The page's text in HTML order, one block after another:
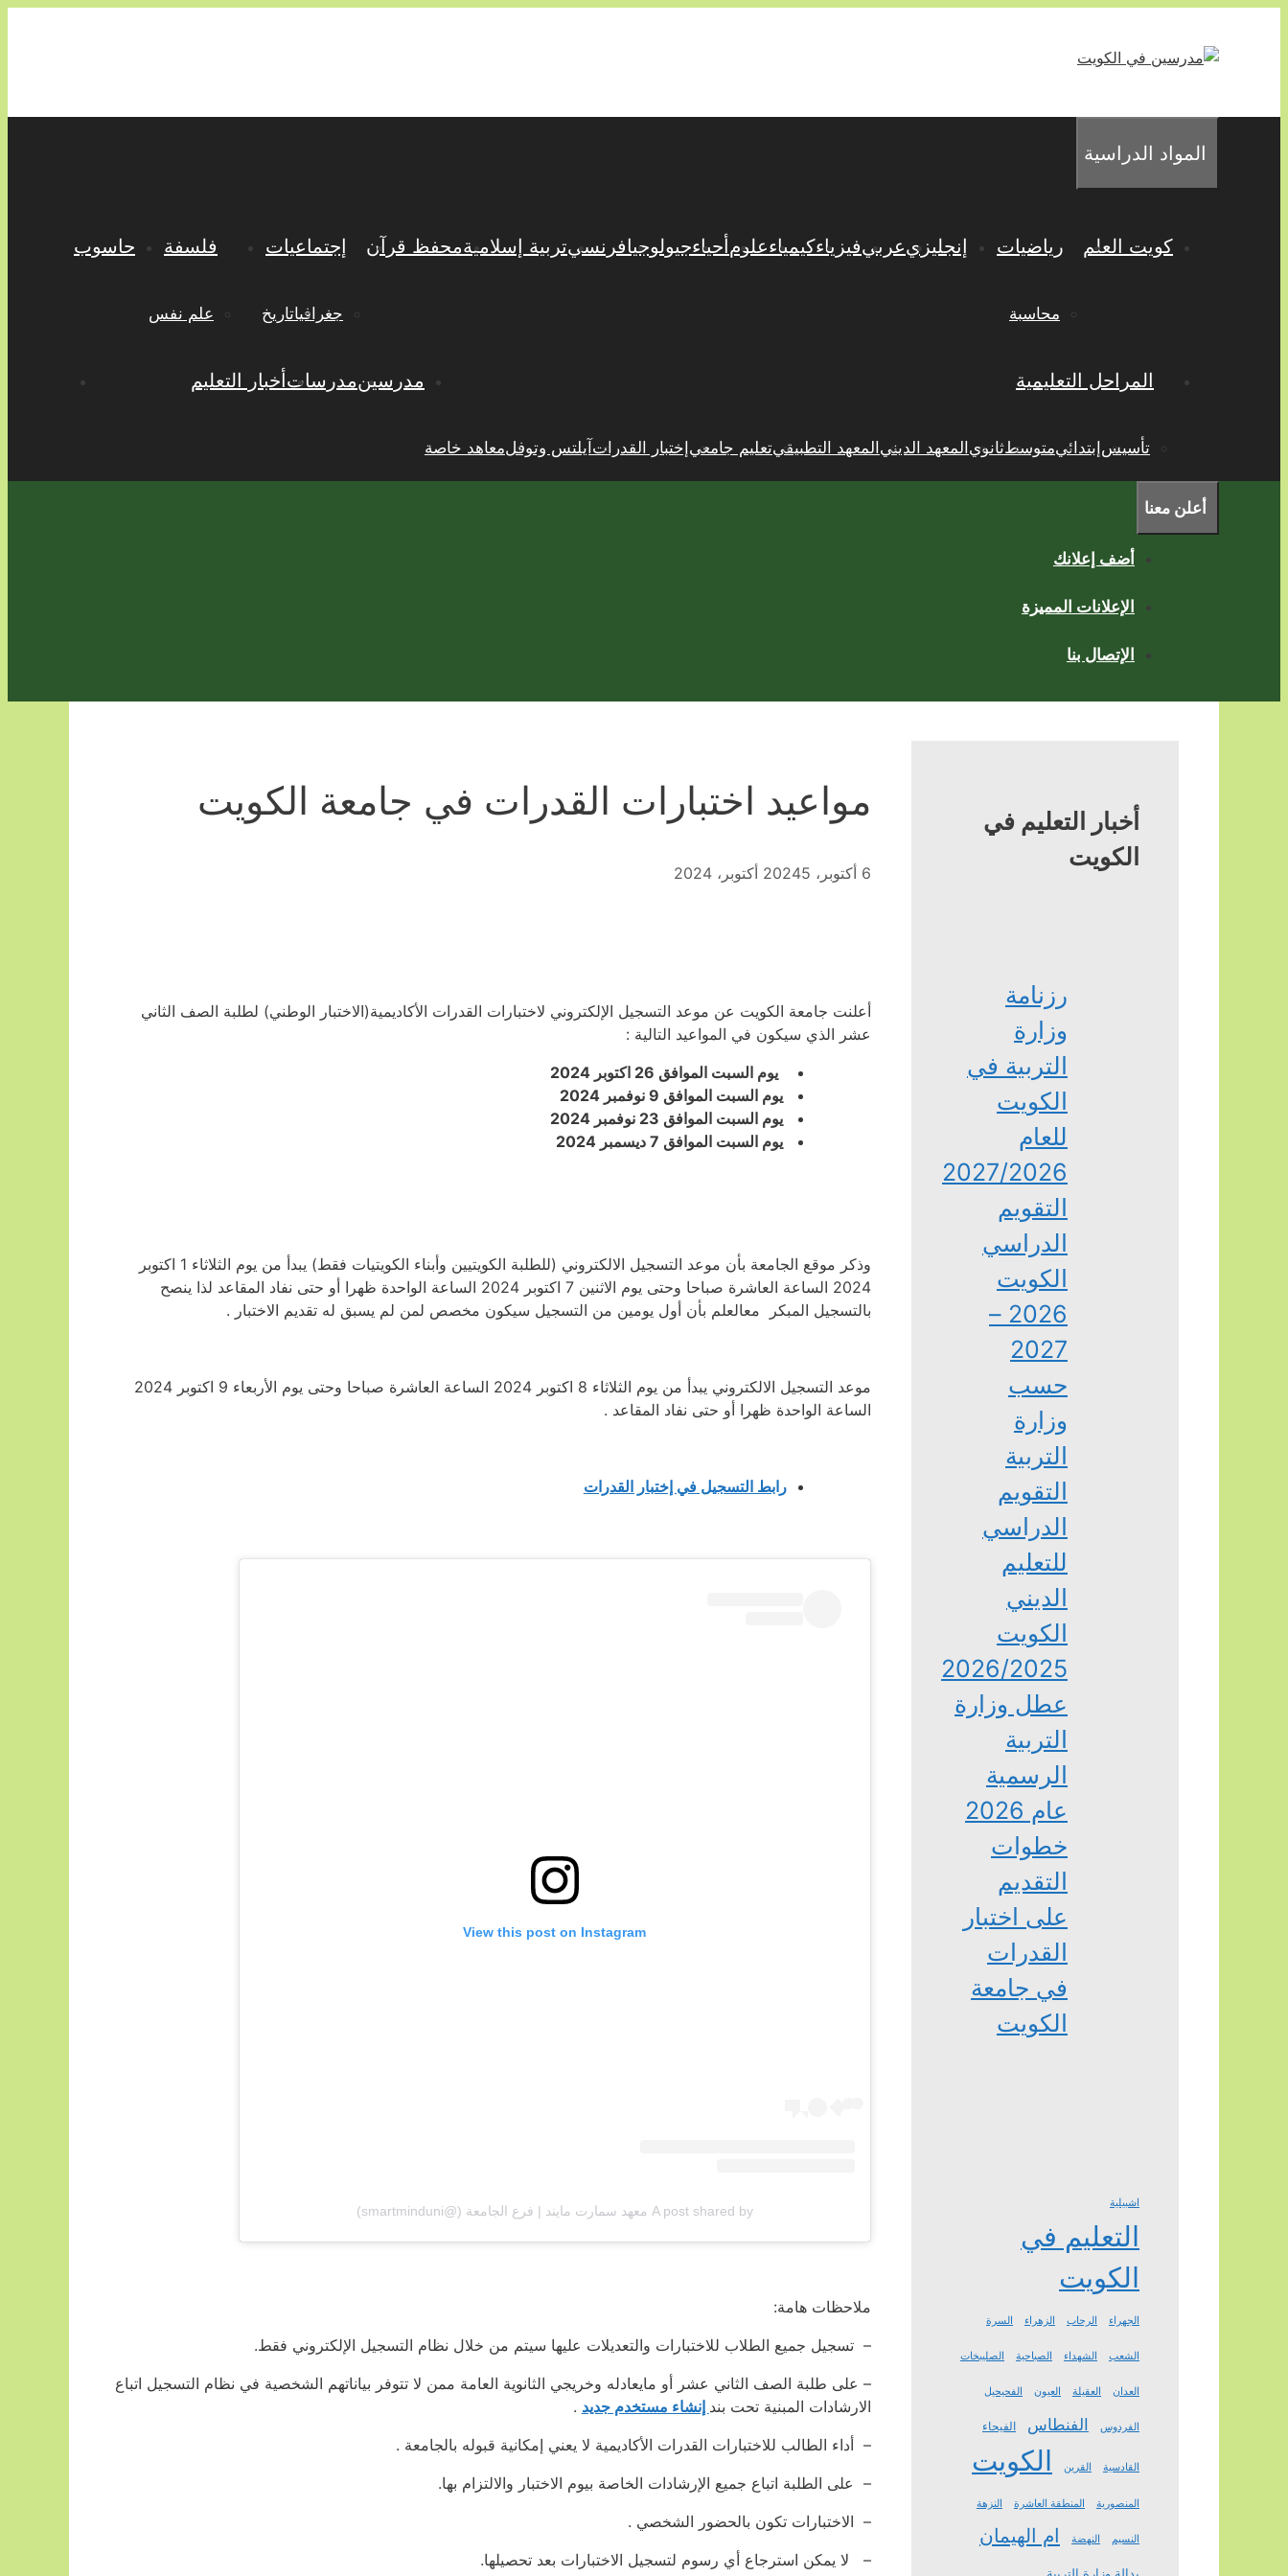
المواد الدراسية
كويت العلم رياضيات
محاسبة
إنجليزيعربيفيزياءكيمياءعلومأحياءجيولوجيافرنسيتربية إسلاميةمحفظ قرآن إجتماعيات
جغرافياتاريخ
فلسفة
علم نفس
حاسوب
المراحل التعليمية
تأسيس إبتدائيمتوسطثانوي المعهد الديني المعهد التطبيقيتعليم جامعي إختبار القدرات آيلتس وتوفلمعاهد خاصة
مدرسينمدرساتأخبار التعليم
أعلن معنا
أضف إعلانك
الإعلانات المميزة
الإتصال بنا
مواعيد اختبارات القدرات في جامعة الكويت
6 أكتوبر، 2024 5 أكتوبر، 2024
أعلنت جامعة الكويت عن موعد التسجيل الإلكتروني لاختبارات القدرات الأكاديمية(الاختبار الوطني) لطلبة الصف الثاني
عشر الذي سيكون في المواعيد التالية :
يوم السبت الموافق 26 اكتوبر 2024
يوم السبت الموافق 9 نوفمبر 2024
يوم السبت الموافق 23 نوفمبر 2024
يوم السبت الموافق 7 ديسمبر 2024
وذكر موقع الجامعة بأن موعد التسجيل الالكتروني (للطلبة الكويتيين وأبناء الكويتيات فقط) يبدأ من يوم الثلاثاء 1 اكتوبر
2024 الساعة العاشرة صباحا وحتى يوم الاثنين 7 اكتوبر 2024 الساعة الواحدة ظهرا أو حتى نفاد المقاعد لذا ينصح
بالتسجيل المبكر معالعلم بأن أول يومين من التسجيل سيكون مخصص لمن لم يسبق له تقديم الاختبار .
موعد التسجيل الالكتروني يبدأ من يوم الثلاثاء 8 اكتوبر 2024 الساعة العاشرة صباحا وحتى يوم الأربعاء 9 اكتوبر 2024
الساعة الواحدة ظهرا أو حتى نفاد المقاعد .
رابط التسجيل في إختبار القدرات
View this post on Instagram
A post shared by معهد سمارت مايند | فرع الجامعة (@smartminduni)
ملاحظات هامة:
– تسجيل جميع الطلاب للاختبارات والتعديلات عليها سيتم من خلال نظام التسجيل الإلكتروني فقط.
– على طلبة الصف الثاني عشر أو مايعادله وخريجي الثانوية العامة ممن لا تتوفر بياناتهم الشخصية في نظام التسجيل اتباع
الارشادات المبنية تحت بند إنشاء مستخدم جديد .
– أداء الطالب للاختبارات القدرات الأكاديمية لا يعني إمكانية قبوله بالجامعة .
– على الطلبة اتباع جميع الإرشادات الخاصة بيوم الاختبار والالتزام بها.
– الاختبارات تكون بالحضور الشخصي .
– لا يمكن استرجاع أي رسوم لتسجيل الاختبارات بعد تحصيلها.
أخبار التعليم في
الكويت
رزنامة
وزارة
التربية في
الكويت
للعام
2027/2026
التقويم
الدراسي
الكويت
2026 –
2027
حسب
وزارة
التربية
التقويم
الدراسي
للتعليم
الديني
الكويت
2026/2025
عطل وزارة
التربية
الرسمية
عام 2026
خطوات
التقديم
على اختبار
القدرات
في جامعة
الكويت
اشبيلية
التعليم في
الكويت
الجهراء الرحاب الزهراء السرة
الشعب الشهداء الصباحية الصليبخات
العدان العقيلة العيون الفحيحيل
الفردوس الفنطاس الفيحاء
القادسية القرين الكويت
المنصورية المنطقة العاشرة النزهة
النسيم النهضة ام الهيمان
بدالة وزارة التربية